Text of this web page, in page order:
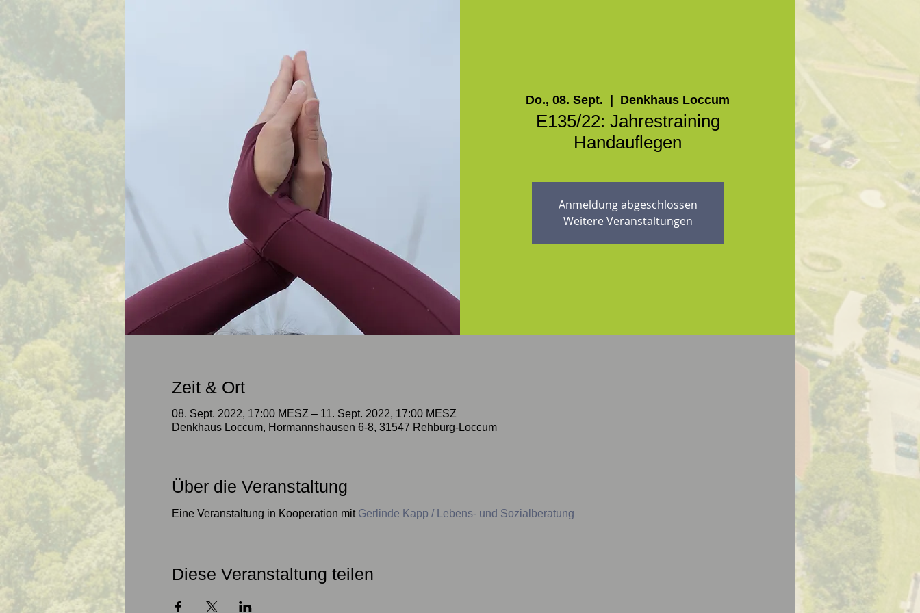
Do., 08. Sept.
  |
Denkhaus Loccum
E135/22: Jahrestraining
Handauflegen
Anmeldung abgeschlossen
Weitere Veranstaltungen
Zeit & Ort
08. Sept. 2022, 17:00 MESZ – 11. Sept. 2022, 17:00 MESZ
Denkhaus Loccum, Hormannshausen 6-8, 31547 Rehburg-Loccum
Über die Veranstaltung
Eine Veranstaltung in Kooperation mit Gerlinde Kapp / Lebens- und Sozialberatung
Diese Veranstaltung teilen